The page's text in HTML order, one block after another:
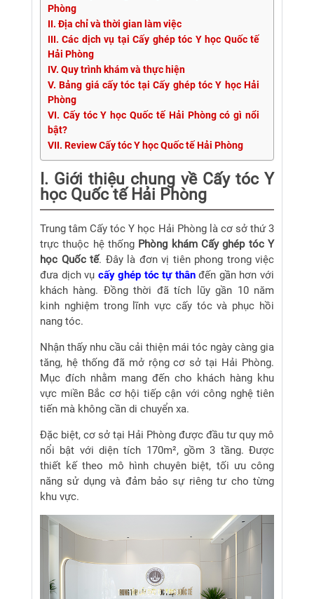
Phòng
II. Địa chỉ và thời gian làm việc
III. Các dịch vụ tại Cấy ghép tóc Y học Quốc tế
Hải Phòng
IV. Quy trình khám và thực hiện
V. Bảng giá cấy tóc tại Cấy ghép tóc Y học Hải
Phòng
VI. Cấy tóc Y học Quốc tế Hải Phòng có gì nổi
bật?
VII. Review Cấy tóc Y học Quốc tế Hải Phòng
I. Giới thiệu chung về Cấy tóc Y
học Quốc tế Hải Phòng
Trung tâm Cấy tóc Y học Hải Phòng là cơ sở thứ 3
trực thuộc hệ thống Phòng khám Cấy ghép tóc Y
học Quốc tế. Đây là đơn vị tiên phong trong việc
đưa dịch vụ cấy ghép tóc tự thânđến gần hơn với
khách hàng. Đồng thời đã tích lũy gần 10 năm
kinh nghiệm trong lĩnh vực cấy tóc và phục hồi
nang tóc.
Nhận thấy nhu cầu cải thiện mái tóc ngày càng gia
tăng, hệ thống đã mở rộng cơ sở tại Hải Phòng.
Mục đích nhằm mang đến cho khách hàng khu
vực miền Bắc cơ hội tiếp cận với công nghệ tiên
tiến mà không cần di chuyển xa.
Đặc biệt, cơ sở tại Hải Phòng được đầu tư quy mô
nổi bật với diện tích 170m², gồm 3 tầng. Được
thiết kế theo mô hình chuyên biệt, tối ưu công
năng sử dụng và đảm bảo sự riêng tư cho từng
khu vực.